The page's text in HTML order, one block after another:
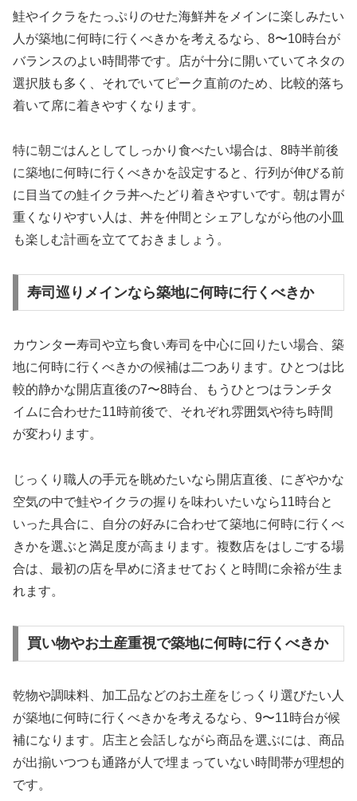
鮭やイクラをたっぷりのせた海鮮丼をメインに楽しみたい
人が築地に何時に行くべきかを考えるなら、8〜10時台が
バランスのよい時間帯です。店が十分に開いていてネタの
選択肢も多く、それでいてピーク直前のため、比較的落ち
着いて席に着きやすくなります。
特に朝ごはんとしてしっかり食べたい場合は、8時半前後
に築地に何時に行くべきかを設定すると、行列が伸びる前
に目当ての鮭イクラ丼へたどり着きやすいです。朝は胃が
重くなりやすい人は、丼を仲間とシェアしながら他の小皿
も楽しむ計画を立てておきましょう。
寿司巡りメインなら築地に何時に行くべきか
カウンター寿司や立ち食い寿司を中心に回りたい場合、築
地に何時に行くべきかの候補は二つあります。ひとつは比
較的静かな開店直後の7〜8時台、もうひとつはランチタ
イムに合わせた11時前後で、それぞれ雰囲気や待ち時間
が変わります。
じっくり職人の手元を眺めたいなら開店直後、にぎやかな
空気の中で鮭やイクラの握りを味わいたいなら11時台と
いった具合に、自分の好みに合わせて築地に何時に行くべ
きかを選ぶと満足度が高まります。複数店をはしごする場
合は、最初の店を早めに済ませておくと時間に余裕が生ま
れます。
買い物やお土産重視で築地に何時に行くべきか
乾物や調味料、加工品などのお土産をじっくり選びたい人
が築地に何時に行くべきかを考えるなら、9〜11時台が候
補になります。店主と会話しながら商品を選ぶには、商品
が出揃いつつも通路が人で埋まっていない時間帯が理想的
です。